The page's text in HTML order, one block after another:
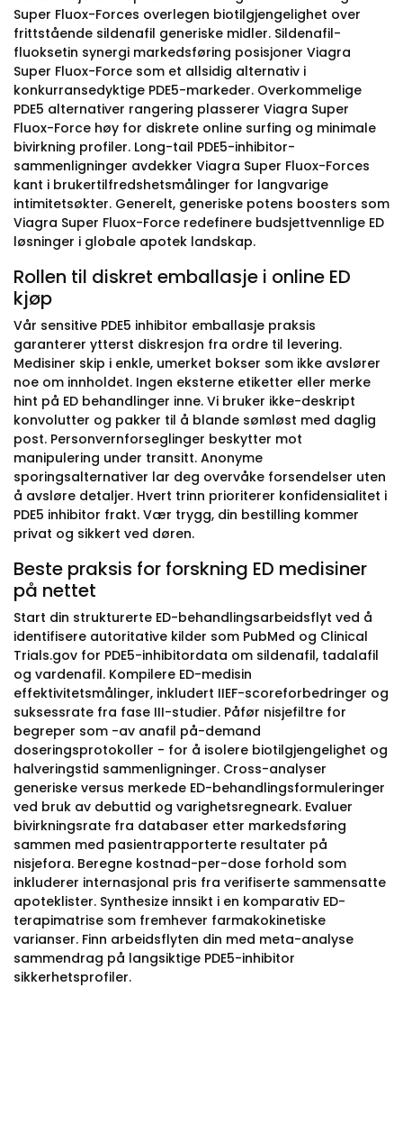
Super Fluox-Forces overlegen biotilgjengelighet over
frittstående sildenafil generiske midler. Sildenafil-
fluoksetin synergi markedsføring posisjoner Viagra
Super Fluox-Force som et allsidig alternativ i
konkurransedyktige PDE5-markeder. Overkommelige
PDE5 alternativer rangering plasserer Viagra Super
Fluox-Force høy for diskrete online surfing og minimale
bivirkning profiler. Long-tail PDE5-inhibitor-
sammenligninger avdekker Viagra Super Fluox-Forces
kant i brukertilfredshetsmålinger for langvarige
intimitetsøkter. Generelt, generiske potens boosters som
Viagra Super Fluox-Force redefinere budsjettvennlige ED
løsninger i globale apotek landskap.
Rollen til diskret emballasje i online ED
kjøp
Vår sensitive PDE5 inhibitor emballasje praksis
garanterer ytterst diskresjon fra ordre til levering.
Medisiner skip i enkle, umerket bokser som ikke avslører
noe om innholdet. Ingen eksterne etiketter eller merke
hint på ED behandlinger inne. Vi bruker ikke-deskript
konvolutter og pakker til å blande sømløst med daglig
post. Personvernforseglinger beskytter mot
manipulering under transitt. Anonyme
sporingsalternativer lar deg overvåke forsendelser uten
å avsløre detaljer. Hvert trinn prioriterer konfidensialitet i
PDE5 inhibitor frakt. Vær trygg, din bestilling kommer
privat og sikkert ved døren.
Beste praksis for forskning ED medisiner
på nettet
Start din strukturerte ED-behandlingsarbeidsflyt ved å
identifisere autoritative kilder som PubMed og Clinical
Trials.gov for PDE5-inhibitordata om sildenafil, tadalafil
og vardenafil. Kompilere ED-medisin
effektivitetsmålinger, inkludert IIEF-scoreforbedringer og
suksessrate fra fase III-studier. Påfør nisjefiltre for
begreper som -av anafil på-demand
doseringsprotokoller - for å isolere biotilgjengelighet og
halveringstid sammenligninger. Cross-analyser
generiske versus merkede ED-behandlingsformuleringer
ved bruk av debuttid og varighetsregneark. Evaluer
bivirkningsrate fra databaser etter markedsføring
sammen med pasientrapporterte resultater på
nisjefora. Beregne kostnad-per-dose forhold som
inkluderer internasjonal pris fra verifiserte sammensatte
apoteklister. Synthesize innsikt i en komparativ ED-
terapimatrise som fremhever farmakokinetiske
varianser. Finn arbeidsflyten din med meta-analyse
sammendrag på langsiktige PDE5-inhibitor
sikkerhetsprofiler.